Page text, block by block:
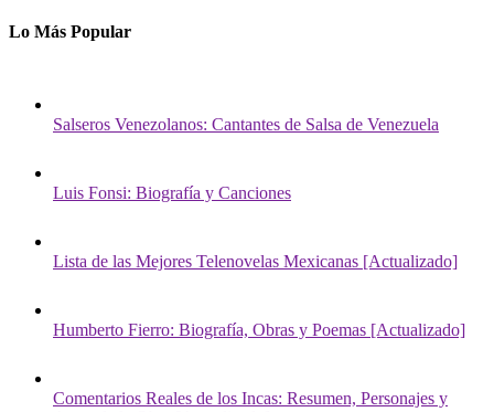
Lo Más Popular
Salseros Venezolanos: Cantantes de Salsa de Venezuela
Luis Fonsi: Biografía y Canciones
Lista de las Mejores Telenovelas Mexicanas [Actualizado]
Humberto Fierro: Biografía, Obras y Poemas [Actualizado]
Comentarios Reales de los Incas: Resumen, Personajes y